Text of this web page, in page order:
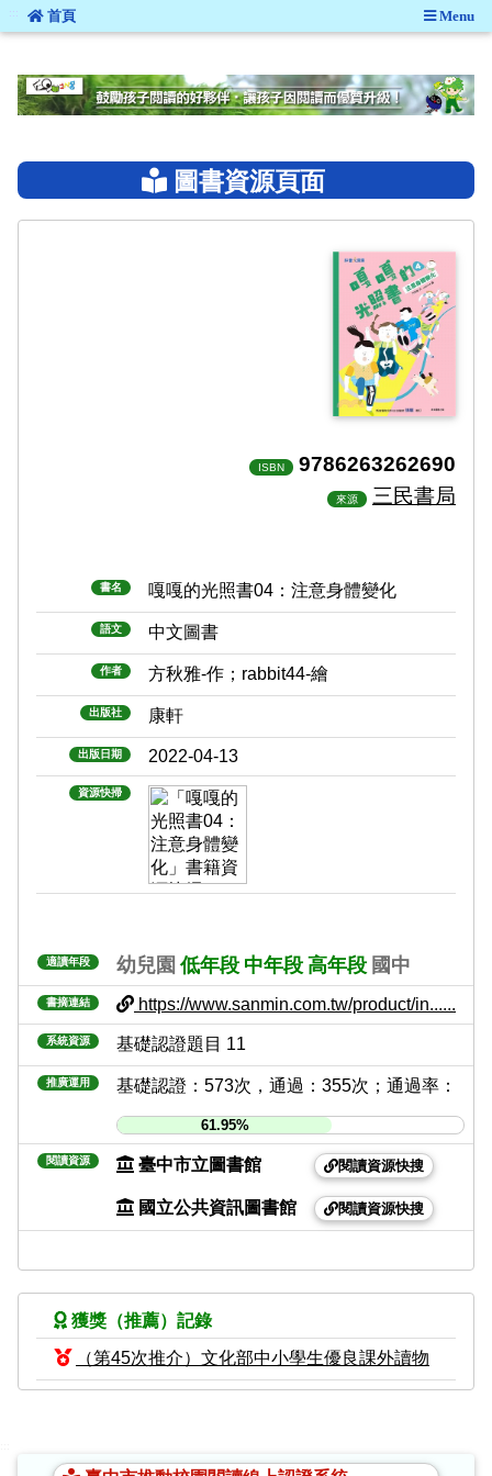
::: 首頁 Menu
圖書資源頁面
ISBN 9786263262690
來源 三民書局
書名 嘎嘎的光照書04：注意身體變化
語文 中文圖書
作者 方秋雅-作；rabbit44-繪
出版社 康軒
出版日期 2022-04-13
資源快掃
適讀年段 幼兒園 低年段 中年段 高年段 國中
書摘連結 https://www.sanmin.com.tw/product/in......
系統資源 基礎認證題目 11
推廣運用 基礎認證：573次，通過：355次；通過率：
61.95%
閱讀資源 臺中市立圖書館 閱讀資源快搜
國立公共資訊圖書館 閱讀資源快搜
獲獎（推薦）記錄
（第45次推介）文化部中小學生優良課外讀物